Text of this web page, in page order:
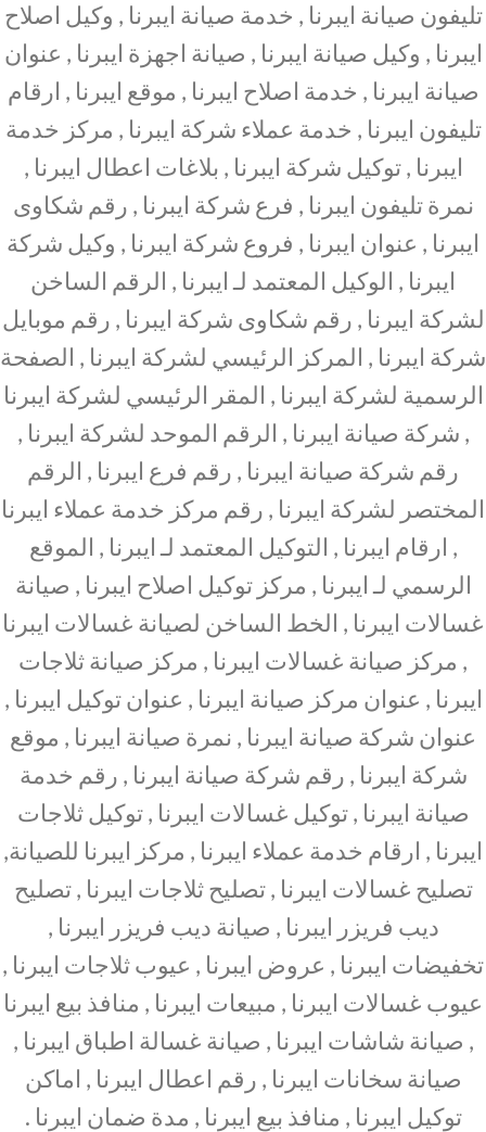
تليفون صيانة ايبرنا , خدمة صيانة ايبرنا , وكيل اصلاح
ايبرنا , وكيل صيانة ايبرنا , صيانة اجهزة ايبرنا , عنوان
صيانة ايبرنا , خدمة اصلاح ايبرنا , موقع ايبرنا , ارقام
تليفون ايبرنا , خدمة عملاء شركة ايبرنا , مركز خدمة
ايبرنا , توكيل شركة ايبرنا , بلاغات اعطال ايبرنا ,
نمرة تليفون ايبرنا , فرع شركة ايبرنا , رقم شكاوى
ايبرنا , عنوان ايبرنا , فروع شركة ايبرنا , وكيل شركة
ايبرنا , الوكيل المعتمد لـ ايبرنا , الرقم الساخن
لشركة ايبرنا , رقم شكاوى شركة ايبرنا , رقم موبايل
شركة ايبرنا , المركز الرئيسي لشركة ايبرنا , الصفحة
الرسمية لشركة ايبرنا , المقر الرئيسي لشركة ايبرنا
, شركة صيانة ايبرنا , الرقم الموحد لشركة ايبرنا ,
رقم شركة صيانة ايبرنا , رقم فرع ايبرنا , الرقم
المختصر لشركة ايبرنا , رقم مركز خدمة عملاء ايبرنا
, ارقام ايبرنا , التوكيل المعتمد لـ ايبرنا , الموقع
الرسمي لـ ايبرنا , مركز توكيل اصلاح ايبرنا , صيانة
غسالات ايبرنا , الخط الساخن لصيانة غسالات ايبرنا
, مركز صيانة غسالات ايبرنا , مركز صيانة ثلاجات
ايبرنا , عنوان مركز صيانة ايبرنا , عنوان توكيل ايبرنا ,
عنوان شركة صيانة ايبرنا , نمرة صيانة ايبرنا , موقع
شركة ايبرنا , رقم شركة صيانة ايبرنا , رقم خدمة
صيانة ايبرنا , توكيل غسالات ايبرنا , توكيل ثلاجات
ايبرنا , ارقام خدمة عملاء ايبرنا , مركز ايبرنا للصيانة,
تصليح غسالات ايبرنا , تصليح ثلاجات ايبرنا , تصليح
ديب فريزر ايبرنا , صيانة ديب فريزر ايبرنا ,
تخفيضات ايبرنا , عروض ايبرنا , عيوب ثلاجات ايبرنا ,
عيوب غسالات ايبرنا , مبيعات ايبرنا , منافذ بيع ايبرنا
, صيانة شاشات ايبرنا , صيانة غسالة اطباق ايبرنا ,
صيانة سخانات ايبرنا , رقم اعطال ايبرنا , اماكن
توكيل ايبرنا , منافذ بيع ايبرنا , مدة ضمان ايبرنا .